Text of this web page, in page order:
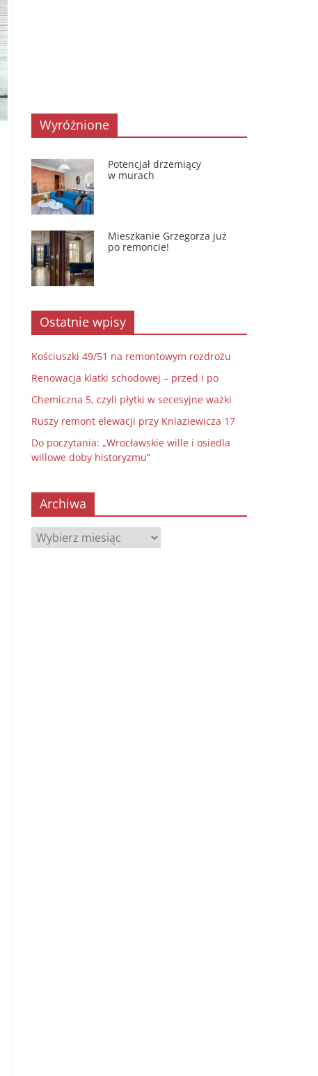
Wyróżnione
Potencjał drzemiący
w murach
Mieszkanie Grzegorza już
po remoncie!
Ostatnie wpisy
Kościuszki 49/51 na remontowym rozdrożu
Renowacja klatki schodowej – przed i po
Chemiczna 5, czyli płytki w secesyjne ważki
Ruszy remont elewacji przy Kniaziewicza 17
Do poczytania: „Wrocławskie wille i osiedla
willowe doby historyzmu”
Archiwa
Archiwa